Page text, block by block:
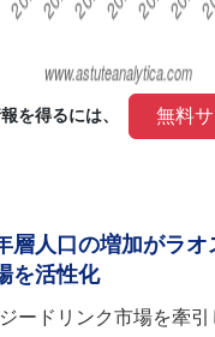
を得るには、 無料
層人口の増加がラオ
を活性化
ードリンク市場を牽引